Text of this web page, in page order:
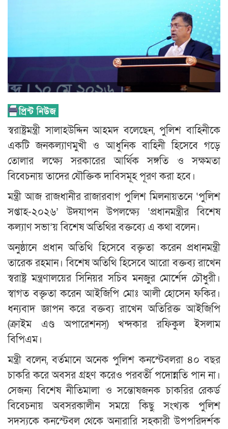
স্বরাষ্ট্রমন্ত্রী সালাহউদ্দিন আহমদ বলেছেন, পুলিশ বাহিনীকে
একটি জনকল্যাণমুখী ও আধুনিক বাহিনী হিসেবে গড়ে
তোলার লক্ষ্যে সরকারের আর্থিক সঙ্গতি ও সক্ষমতা
বিবেচনায় তাদের যৌক্তিক দাবিসমূহ পূরণ করা হবে।
মন্ত্রী আজ রাজধানীর রাজারবাগ পুলিশ মিলনায়তনে ‘পুলিশ
সপ্তাহ-২০২৬’ উদযাপন উপলক্ষ্যে ‘প্রধানমন্ত্রীর বিশেষ
কল্যাণ সভা’য় বিশেষ অতিথির বক্তব্যে এ কথা বলেন।
অনুষ্ঠানে প্রধান অতিথি হিসেবে বক্তৃতা করেন প্রধানমন্ত্রী
তারেক রহমান। বিশেষ অতিথি হিসেবে আরো বক্তব্য রাখেন
স্বরাষ্ট্র মন্ত্রণালয়ের সিনিয়র সচিব মনজুর মোর্শেদ চৌধুরী।
স্বাগত বক্তৃতা করেন আইজিপি মোঃ আলী হোসেন ফকির।
ধন্যবাদ জ্ঞাপন করে বক্তব্য রাখেন অতিরিক্ত আইজিপি
(ক্রাইম এণ্ড অপারেশনস্) খন্দকার রফিকুল ইসলাম
বিপিএম।
মন্ত্রী বলেন, বর্তমানে অনেক পুলিশ কনস্টেবলরা ৪০ বছর
চাকরি করে অবসর গ্রহণ করেও পরবর্তী পদোন্নতি পান না।
সেজন্য বিশেষ নীতিমালা ও সন্তোষজনক চাকরির রেকর্ড
বিবেচনায় অবসরকালীন সময়ে কিছু সংখ্যক পুলিশ
সদস্যকে কনস্টেবল থেকে অনারারি সহকারী উপপরিদর্শক